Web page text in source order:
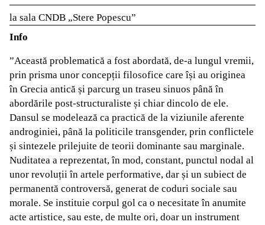
la sala CNDB „Stere Popescu”
Info
”Această problematică a fost abordată, de-a lungul vremii,
prin prisma unor concepții filosofice care își au originea
în Grecia antică și parcurg un traseu sinuos până în
abordările post-structuraliste și chiar dincolo de ele.
Dansul se modelează ca practică de la viziunile aferente
androginiei, până la politicile transgender, prin conflictele
și sintezele prilejuite de teorii dominante sau marginale.
Nuditatea a reprezentat, în mod, constant, punctul nodal al
unor revoluții în artele performative, dar și un subiect de
permanentă controversă, generat de coduri sociale sau
morale. Se instituie corpul gol ca o necesitate în anumite
acte artistice, sau este, de multe ori, doar un instrument